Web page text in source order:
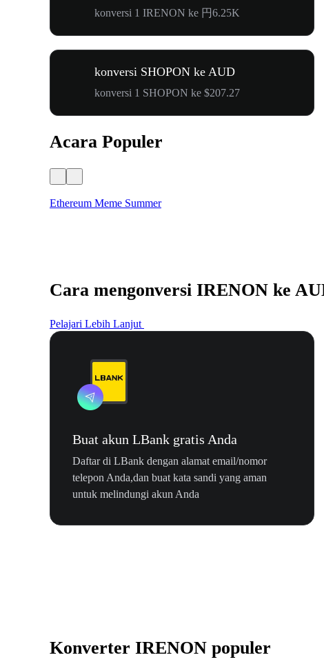
konversi 1 IRENON ke 円6.25K
konversi SHOPON ke AUD
konversi 1 SHOPON ke $207.27
Acara Populer
Ethereum Meme Summer
Cara mengonversi IRENON ke
Pelajari Lebih Lanjut
Buat akun LBank gratis Anda
Daftar di LBank dengan alamat email/nomor
telepon Anda,dan buat kata sandi yang aman
untuk melindungi akun Anda
Konverter IRENON populer